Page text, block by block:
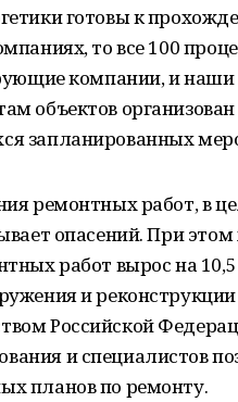
готовы к
то все 100
компании, и
объектов
запланированных
ремонтных работ, в
опасений. При
работ вырос на
и
Российской
и специалистов
планов по ремонту.